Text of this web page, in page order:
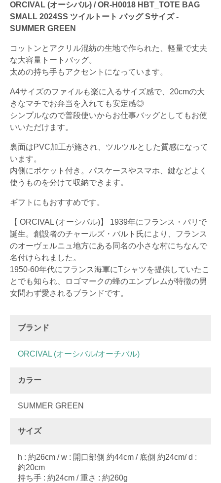
ORCIVAL (オーシバル) / OR-H0018 HBT_TOTE BAG
SMALL 2024SS ツイルトート バッグ Sサイズ -
SUMMER GREEN
コットンとアクリル混紡の生地で作られた、軽量で丈夫
な大容量トートバッグ。
太めの持ち手もアクセントになっています。
A4サイズのファイルも楽に入るサイズ感で、20cmの大
きなマチでお弁当を入れても安定感◎
シンプルなので普段使いからお仕事バッグとしてもお使
いいただけます。
裏面はPVC加工が施され、ツルツルとした質感になって
います。
内側にポケット付き。パスケースやスマホ、鍵などよく
使うものを分けて収納できます。
ギフトにもおすすめです。
【 ORCIVAL (オーシバル)】 1939年にフランス・パリで
誕生。創設者のチャールズ・バルト氏により、フランス
のオーヴェルニュ地方にある同名の小さな村にちなんで
名付けられました。
1950-60年代にフランス海軍にTシャツを提供していたこ
とでも知られ、ロゴマークの蜂のエンブレムが特徴の男
女問わず愛されるブランドです。
ブランド
ORCIVAL (オーシバル/オーチバル)
カラー
SUMMER GREEN
サイズ
h : 約26cm / w : 開口部側 約44cm / 底側 約24cm/ d :
約20cm
持ち手 : 約24cm / 重さ : 約260g